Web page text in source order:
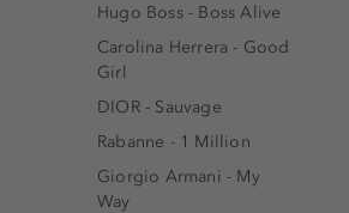
Hugo Boss - Boss Alive
Carolina Herrera - Good
Girl
DIOR - Sauvage
Rabanne - 1 Million
Giorgio Armani - My
Way